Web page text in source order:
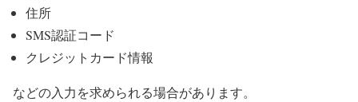
住所
SMS認証コード
クレジットカード情報
などの入力を求められる場合があります。